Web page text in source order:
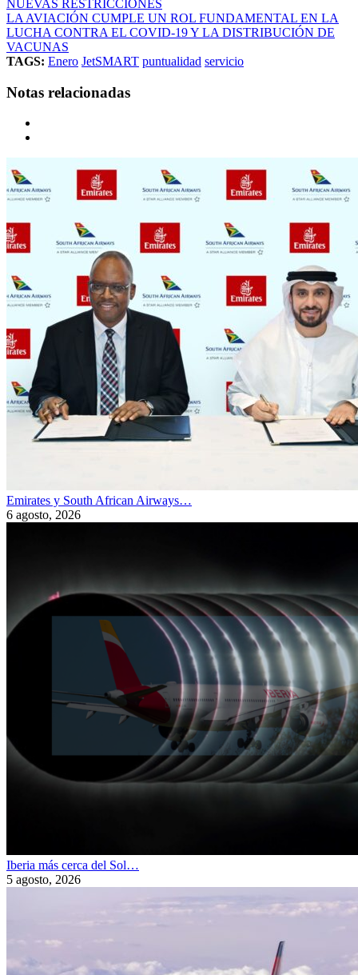
NUEVAS RESTRICCIONES
LA AVIACIÓN CUMPLE UN ROL FUNDAMENTAL EN LA
LUCHA CONTRA EL COVID-19 Y LA DISTRIBUCIÓN DE
VACUNAS
TAGS: Enero JetSMART puntualidad servicio
Notas relacionadas
Emirates y South African Airways…
6 agosto, 2026
Iberia más cerca del Sol…
5 agosto, 2026